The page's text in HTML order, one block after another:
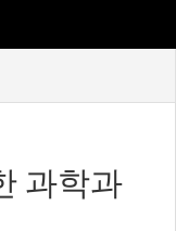
과학과